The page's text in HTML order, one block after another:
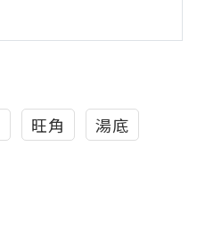
旺角 湯底